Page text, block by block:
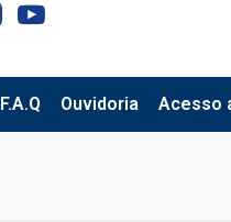
F.A.Q Ouvidoria Acesso